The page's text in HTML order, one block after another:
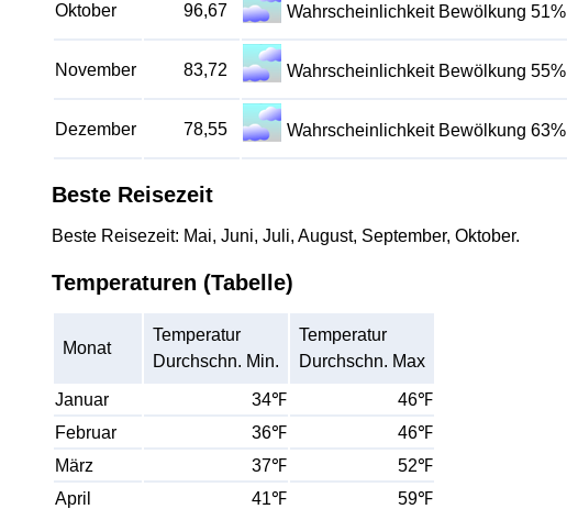
Oktober 96,67 Wahrscheinlichkeit Bewölkung 51%
November 83,72 Wahrscheinlichkeit Bewölkung 55%
Dezember 78,55 Wahrscheinlichkeit Bewölkung 63%
Beste Reisezeit
Beste Reisezeit: Mai, Juni, Juli, August, September, Oktober.
Temperaturen (Tabelle)
Monat
Temperatur
Durchschn. Min.
Temperatur
Durchschn. Max
Januar 34℉
46℉
Februar
36℉
46℉
März
37℉
52℉
April
41℉
59℉